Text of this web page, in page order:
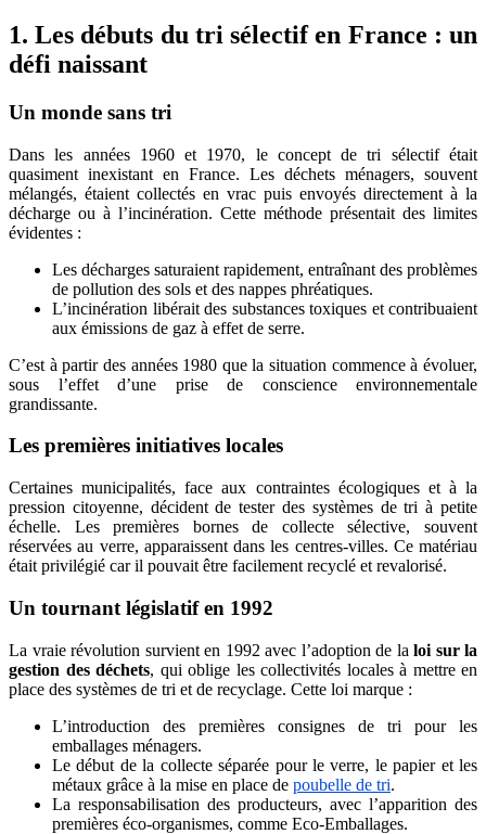
1.Les débuts du tri sélectif en France : un
défi naissant
Un monde sans tri
Dans les années 1960 et 1970, le concept de tri sélectif était
quasiment inexistant en France. Les déchets ménagers, souvent
mélangés, étaient collectés en vrac puis envoyés directement à la
décharge ou à l’incinération. Cette méthode présentait des limites
évidentes :
Les décharges saturaient rapidement, entraînant des problèmes
de pollution des sols et des nappes phréatiques.
L’incinération libérait des substances toxiques et contribuaient
aux émissions de gaz à effet de serre.
C’est à partir des années 1980 que la situation commence à évoluer,
sous l’effet d’une prise de conscience environnementale
grandissante.
Les premières initiatives locales
Certaines municipalités, face aux contraintes écologiques et à la
pression citoyenne, décident de tester des systèmes de tri à petite
échelle. Les premières bornes de collecte sélective, souvent
réservées au verre, apparaissent dans les centres-villes. Ce matériau
était privilégié car il pouvait être facilement recyclé et revalorisé.
Un tournant législatif en 1992
La vraie révolution survient en 1992 avec l’adoption de la loi sur la
gestion des déchets, qui oblige les collectivités locales à mettre en
place des systèmes de tri et de recyclage. Cette loi marque :
L’introduction des premières consignes de tri pour les
emballages ménagers.
Le début de la collecte séparée pour le verre, le papier et les
métaux grâce à la mise en place de poubelle de tri.
La responsabilisation des producteurs, avec l’apparition des
premières éco-organismes, comme Eco-Emballages.